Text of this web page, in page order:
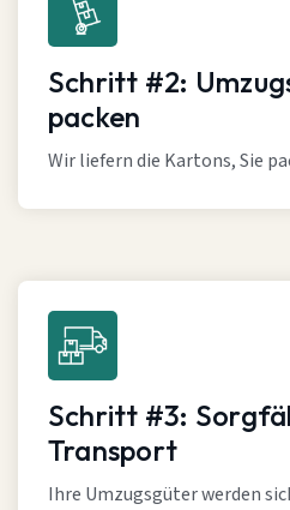
Schritt #2:
packen
Wir liefern die Kartons, Sie
Schritt #3:
Transport
Ihre Umzugsgüter werden